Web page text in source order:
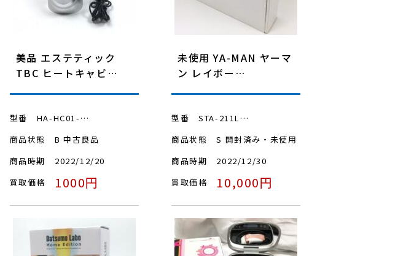
美品 エステティック
TBC ヒートキャビ…
型番
HA-HC01-…
商品状態
B 中古良品
商品時期
2022/12/20
買取価格
1000円
未使用 YA-MAN ヤーマ
ン レイボー…
型番
STA-211L…
商品状態
S 開封済み・未使用
商品時期
2022/12/30
買取価格
10,000円